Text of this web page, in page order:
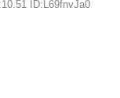
ID:L69fnvJa0